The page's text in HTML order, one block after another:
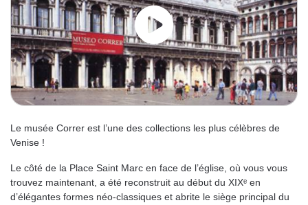
Le musée Correr est l’une des collections les plus célèbres de
Venise !
Le côté de la Place Saint Marc en face de l’église, où vous vous
trouvez maintenant, a été reconstruit au début du XIXᵉ en
d’élégantes formes néo-classiques et abrite le siège principal du